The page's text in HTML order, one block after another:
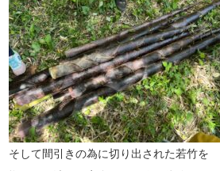
そして間引きの為に切り出された若竹を